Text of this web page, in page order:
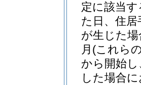
定に該当
た日、住
が生じた
月 (これら
から開始
した場合